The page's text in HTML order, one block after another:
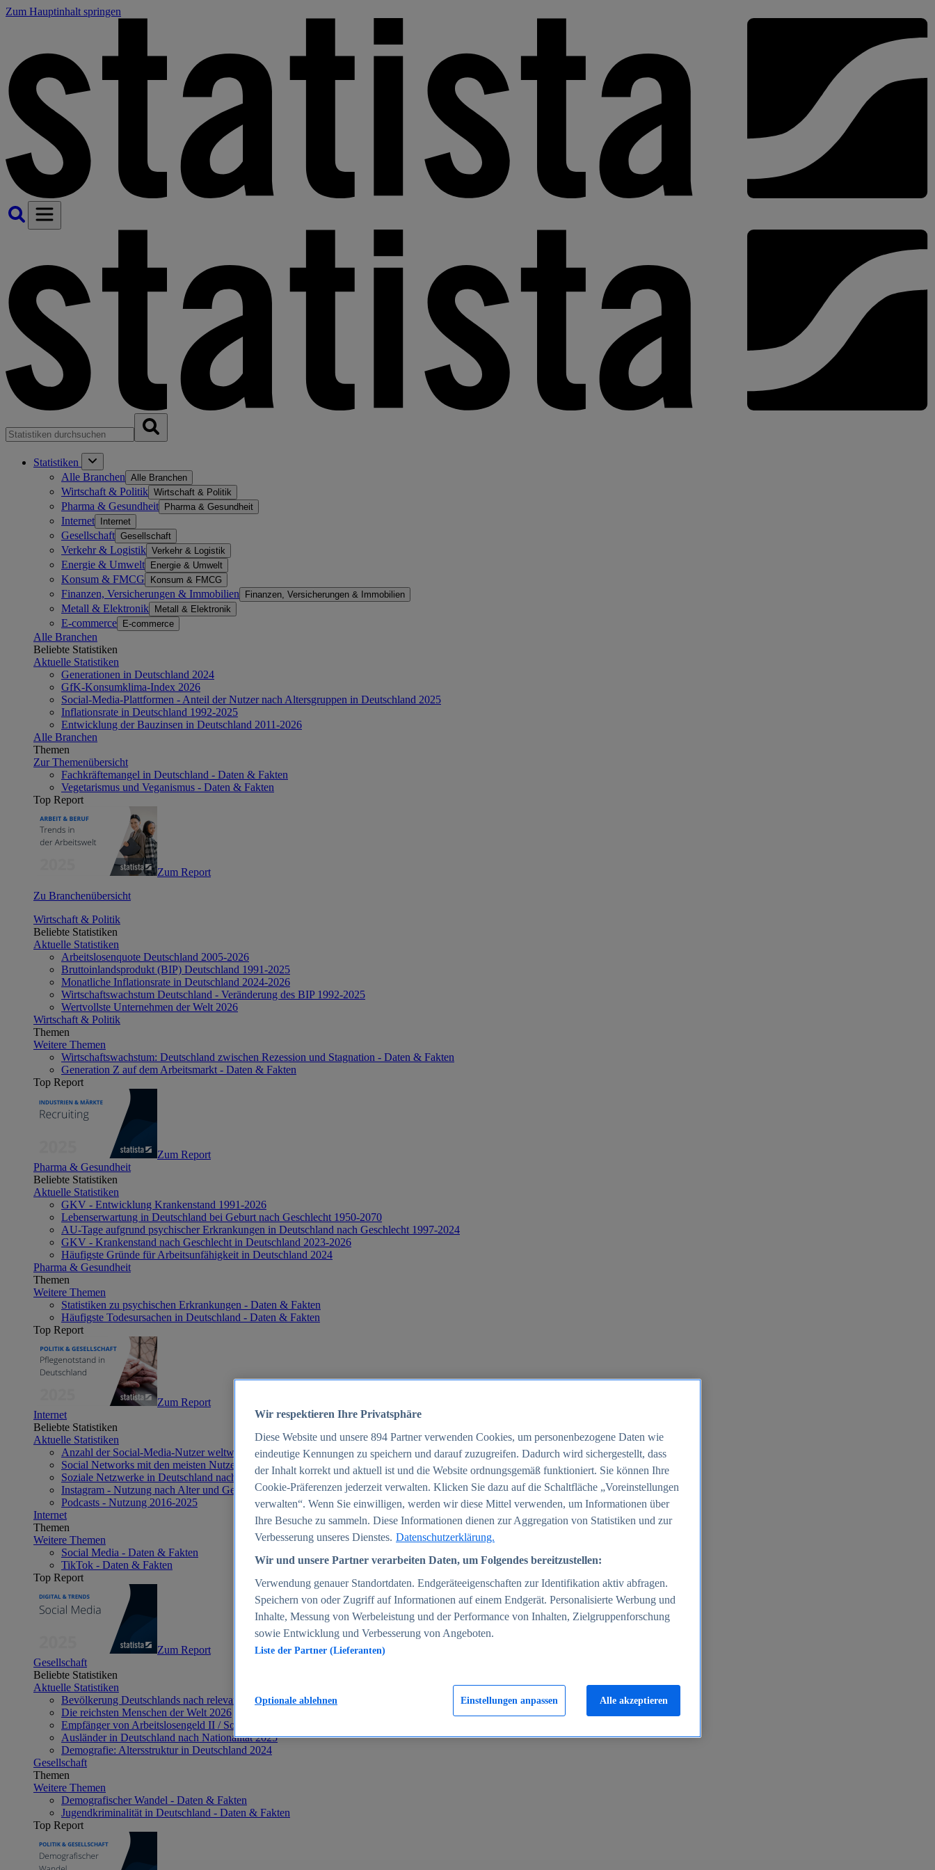
Zum Hauptinhalt springen
Statistiken
Alle Branchen Alle Branchen
Wirtschaft & Politik Wirtschaft & Politik
Pharma & Gesundheit Pharma & Gesundheit
Internet Internet
Gesellschaft Gesellschaft
Verkehr & Logistik Verkehr & Logistik
Energie & Umwelt Energie & Umwelt
Konsum & FMCG Konsum & FMCG
Finanzen, Versicherungen & Immobilien Finanzen, Versicherungen & Immobilien
Metall & Elektronik Metall & Elektronik
E-commerce E-commerce
Alle Branchen
Beliebte Statistiken
Aktuelle Statistiken
Generationen in Deutschland 2024
GfK-Konsumklima-Index 2026
Social-Media-Plattformen - Anteil der Nutzer nach Altersgruppen in Deutschland 2025
Inflationsrate in Deutschland 1992-2025
Entwicklung der Bauzinsen in Deutschland 2011-2026
Alle Branchen
Themen
Zur Themenübersicht
Fachkräftemangel in Deutschland - Daten & Fakten
Vegetarismus und Veganismus - Daten & Fakten
Top Report
Zum Report
Zu Branchenübersicht
Wirtschaft & Politik
Beliebte Statistiken
Aktuelle Statistiken
Arbeitslosenquote Deutschland 2005-2026
Bruttoinlandsprodukt (BIP) Deutschland 1991-2025
Monatliche Inflationsrate in Deutschland 2024-2026
Wirtschaftswachstum Deutschland - Veränderung des BIP 1992-2025
Wertvollste Unternehmen der Welt 2026
Wirtschaft & Politik
Themen
Weitere Themen
Wirtschaftswachstum: Deutschland zwischen Rezession und Stagnation - Daten & Fakten
Generation Z auf dem Arbeitsmarkt - Daten & Fakten
Top Report
Zum Report
Pharma & Gesundheit
Beliebte Statistiken
Aktuelle Statistiken
GKV - Entwicklung Krankenstand 1991-2026
Lebenserwartung in Deutschland bei Geburt nach Geschlecht 1950-2070
AU-Tage aufgrund psychischer Erkrankungen in Deutschland nach Geschlecht 1997-2024
GKV - Krankenstand nach Geschlecht in Deutschland 2023-2026
Häufigste Gründe für Arbeitsunfähigkeit in Deutschland 2024
Pharma & Gesundheit
Themen
Weitere Themen
Statistiken zu psychischen Erkrankungen - Daten & Fakten
Häufigste Todesursachen in Deutschland - Daten & Fakten
Top Report
Zum Report
Internet
Beliebte Statistiken
Aktuelle Statistiken
Anzahl der Social-Media-Nutzer weltweit 2012-2025
Social Networks mit den meisten Nutzern weltweit 2025
Soziale Netzwerke in Deutschland nach Generationen 2025
Instagram - Nutzung nach Alter und Geschlecht in Deutschland 2025
Podcasts - Nutzung 2016-2025
Internet
Themen
Weitere Themen
Social Media - Daten & Fakten
TikTok - Daten & Fakten
Top Report
Zum Report
Gesellschaft
Beliebte Statistiken
Aktuelle Statistiken
Bevölkerung Deutschlands nach relevanten Altersgruppen 2024
Die reichsten Menschen der Welt 2026
Empfänger von Arbeitslosengeld II / Sozialgeld / Bürgergeld in Deutschland 2005-2025
Ausländer in Deutschland nach Nationalität 2025
Demografie: Altersstruktur in Deutschland 2024
Gesellschaft
Themen
Weitere Themen
Demografischer Wandel - Daten & Fakten
Jugendkriminalität in Deutschland - Daten & Fakten
Top Report
Wir respektieren Ihre Privatsphäre
Diese Website und unsere 894 Partner verwenden Cookies, um personenbezogene Daten wie
eindeutige Kennungen zu speichern und darauf zuzugreifen. Dadurch wird sichergestellt, dass
der Inhalt korrekt und aktuell ist und die Website ordnungsgemäß funktioniert. Sie können Ihre
Cookie-Präferenzen jederzeit verwalten. Klicken Sie dazu auf die Schaltfläche „Voreinstellungen
verwalten“. Wenn Sie einwilligen, werden wir diese Mittel verwenden, um Informationen über
Ihre Besuche zu sammeln. Diese Informationen dienen zur Aggregation von Statistiken und zur
Verbesserung unseres Dienstes. Datenschutzerklärung.
Wir und unsere Partner verarbeiten Daten, um Folgendes bereitzustellen:
Verwendung genauer Standortdaten. Endgeräteeigenschaften zur Identifikation aktiv abfragen.
Speichern von oder Zugriff auf Informationen auf einem Endgerät. Personalisierte Werbung und
Inhalte, Messung von Werbeleistung und der Performance von Inhalten, Zielgruppenforschung
sowie Entwicklung und Verbesserung von Angeboten.
Liste der Partner (Lieferanten)
Einstellungen anpassen
Optionale ablehnen Alle akzeptieren